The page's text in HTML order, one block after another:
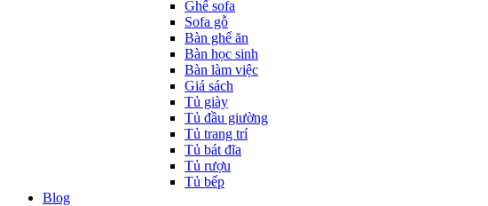
Ghế sofa
Sofa gỗ
Bàn ghế ăn
Bàn học sinh
Bàn làm việc
Giá sách
Tủ giày
Tủ đầu giường
Tủ trang trí
Tủ bát đĩa
Tủ rượu
Tủ bếp
Blog